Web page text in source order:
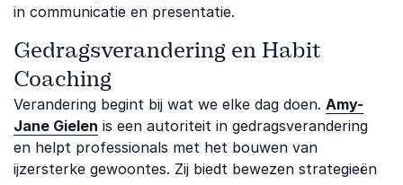
in communicatie en presentatie.
Gedragsverandering en Habit
Coaching
Verandering begint bij wat we elke dag doen. Amy-
Jane Gielen is een autoriteit in gedragsverandering
en helpt professionals met het bouwen van
ijzersterke gewoontes. Zij biedt bewezen strategieën